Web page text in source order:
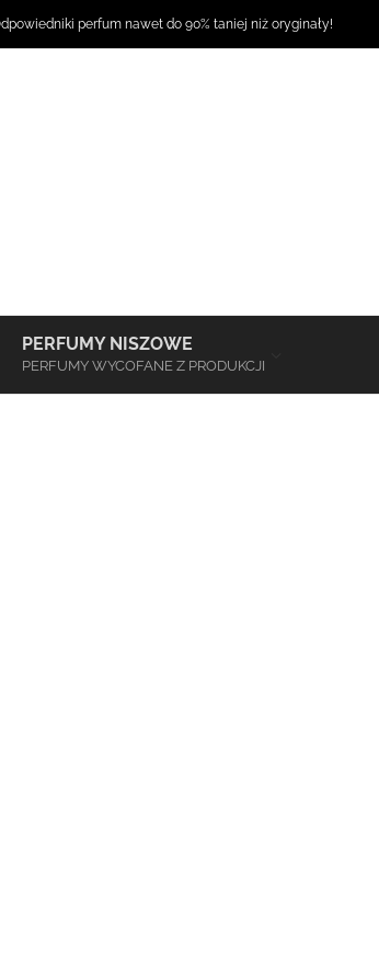
perfum nawet do 90% taniej niż oryginały!
PERFUMY NISZOWE
PERFUMY WYCOFANE Z PRODUKCJI